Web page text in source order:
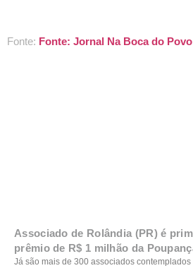
Fonte: Fonte: Jornal Na Boca do Povo
Associado de Rolândia (PR) é
prêmio de R$ 1 milhão da
Já são mais de 300 associados